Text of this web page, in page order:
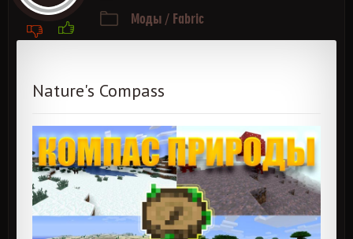
Моды / Fabric
Nature's Compass